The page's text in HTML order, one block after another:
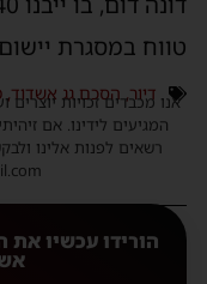
טווח במסגרת
דיור,הסכם גג אשדוד,
אנו מכבדים זכויות
המגיעים לידינו. אם
רשאים לפנות אלינו
הורידו עכשיו